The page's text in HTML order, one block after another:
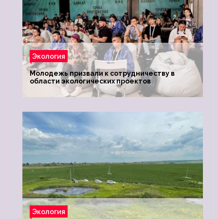
Экология
Молодежь призвали к сотрудничеству в
области экологических проектов
Экология